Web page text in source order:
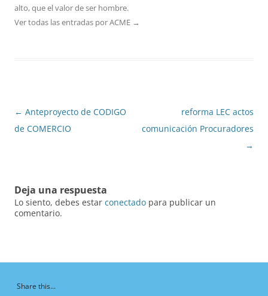
alto, que el valor de ser hombre.
Ver todas las entradas por ACME →
Navegación
de
← Anteproyecto de CODIGO
de COMERCIO
reforma LEC actos
comunicación Procuradores
→
Deja una respuesta
Lo siento, debes estar conectado para publicar un
comentario.
Share this...